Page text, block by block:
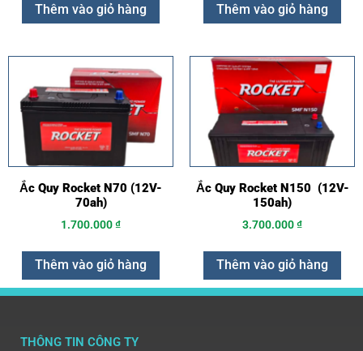
Thêm vào giỏ hàng Thêm vào giỏ hàng
Ắc Quy Rocket N70 (12V-
70ah)
1.700.000₫
Thêm vào giỏ hàng
Ắc Quy Rocket N150 (12V-
150ah)
3.700.000₫
Thêm vào giỏ hàng
THÔNG TIN CÔNG TY